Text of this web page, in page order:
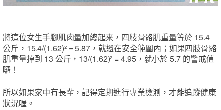
​將這位女生手腳肌肉量加總起來，四肢骨骼肌重量等於 15.4
公斤，15.4/(1.62)² = 5.87，就還在安全範圍內；如果四肢骨骼
肌重量掉到 13 公斤，13/(1.62)² = 4.95，就小於 5.7 的警戒值
囉！
所以如果家中有長輩，記得定期進行專業檢測，才能追蹤健康
狀況喔。